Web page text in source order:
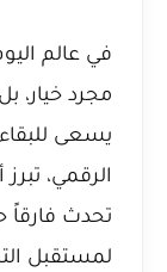
في عالم
مجرد خيار،
يسعى
الرقمي،
تحدث فارقاً
لمستقبل